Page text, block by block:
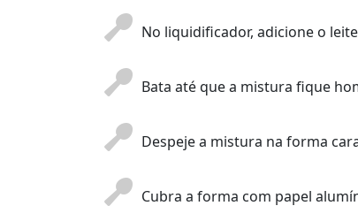
No liquidificador, adicione o
Bata até que a mistura fique
Despeje a mistura na forma
Cubra a forma com papel